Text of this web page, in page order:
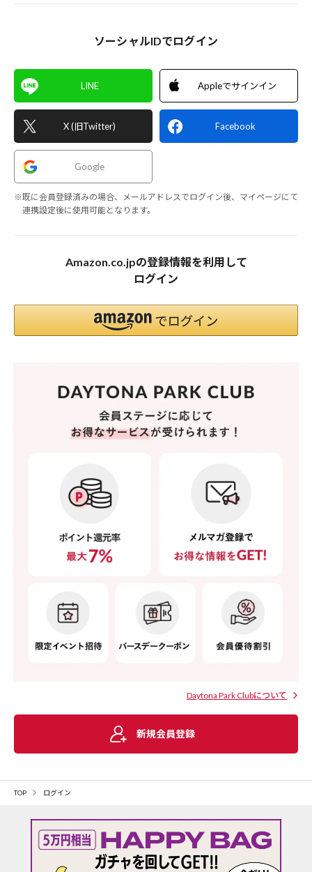
ソーシャルIDでログイン
LINE
X (旧Twitter)
Appleでサインイン
Facebook
Google
※既に会員登録済みの場合、メールアドレスでログイン後、マイページにて
連携設定後に使用可能となります。
Amazon.co.jpの登録情報を利用して
ログイン
Daytona Park Clubについて
新規会員登録
TOP ログイン